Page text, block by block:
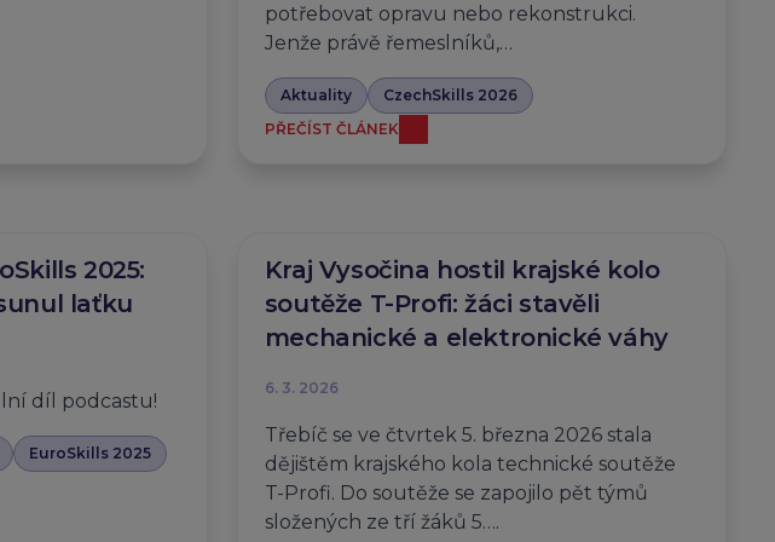
potřebovat opravu nebo rekonstrukci.
Jenže právě řemeslníků,…
Aktuality
CzechSkills 2026
PŘEČÍST ČLÁNEK
2025:
laťku
díl podcastu!
EuroSkills 2025
Kraj Vysočina hostil krajské kolo
soutěže T-Profi: žáci stavěli
mechanické a elektronické váhy
6. 3. 2026
Třebíč se ve čtvrtek 5. března 2026 stala
dějištěm krajského kola technické soutěže
T-Profi. Do soutěže se zapojilo pět týmů
složených ze tří žáků 5….